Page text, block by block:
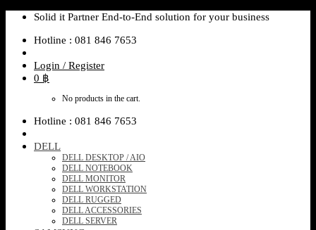
Skip
content
Solid it Partner End-to-End solution for your business
Hotline : 081 846 7653
Login / Register
0 ฿
No products in the cart.
Hotline : 081 846 7653
DELL
DELL DESKTOP / AIO
DELL NOTEBOOK
DELL MONITOR
DELL WORKSTATION
DELL RUGGED
DELL ACCESSORIES
DELL SERVER